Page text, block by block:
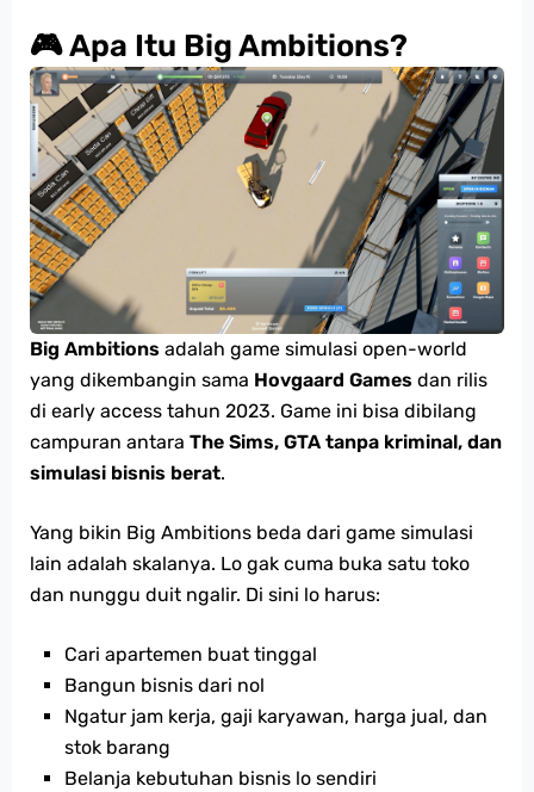
🎮 Apa Itu Big Ambitions?
Big Ambitions adalah game simulasi open-world
yang dikembangin sama Hovgaard Games dan rilis
di early access tahun 2023. Game ini bisa dibilang
campuran antara The Sims, GTA tanpa kriminal, dan
simulasi bisnis berat.
Yang bikin Big Ambitions beda dari game simulasi
lain adalah skalanya. Lo gak cuma buka satu toko
dan nunggu duit ngalir. Di sini lo harus:
Cari apartemen buat tinggal
Bangun bisnis dari nol
Ngatur jam kerja, gaji karyawan, harga jual, dan
stok barang
Belanja kebutuhan bisnis lo sendiri